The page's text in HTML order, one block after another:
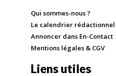
Qui sommes-nous ?
Le calendrier rédactionnel
Annoncer dans En-Contact
Mentions légales & CGV
Liens utiles